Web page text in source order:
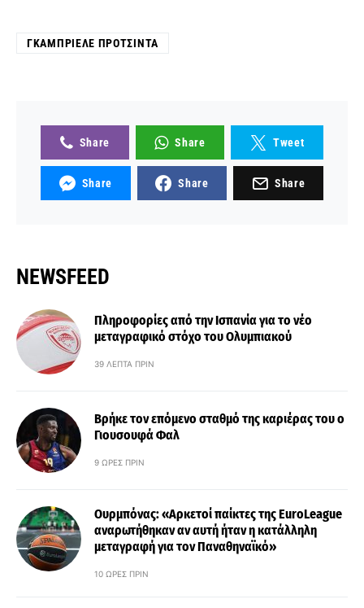
ΓΚΑΜΠΡΙΈΛΕ ΠΡΌΤΣΙΝΤΑ
Share Share Tweet
Share Share Share
NEWSFEED
Πληροφορίες από την Ισπανία για το νέο
μεταγραφικό στόχο του Ολυμπιακού
39 ΛΕΠΤΆ ΠΡΙΝ
Βρήκε τον επόμενο σταθμό της καριέρας του ο
Γιουσουφά Φαλ
9 ΏΡΕΣ ΠΡΙΝ
Ουρμπόνας: «Αρκετοί παίκτες της EuroLeague
αναρωτήθηκαν αν αυτή ήταν η κατάλληλη
μεταγραφή για τον Παναθηναϊκό»
10 ΏΡΕΣ ΠΡΙΝ